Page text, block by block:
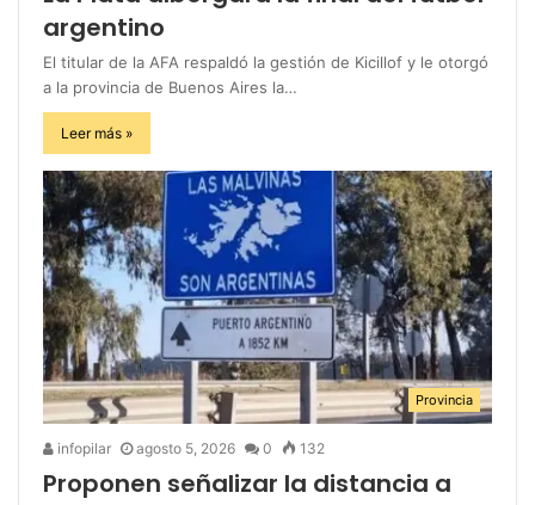
argentino
El titular de la AFA respaldó la gestión de Kicillof y le otorgó
a la provincia de Buenos Aires la…
Leer más »
Provincia
infopilar agosto 5, 2026 0 132
Proponen señalizar la distancia a